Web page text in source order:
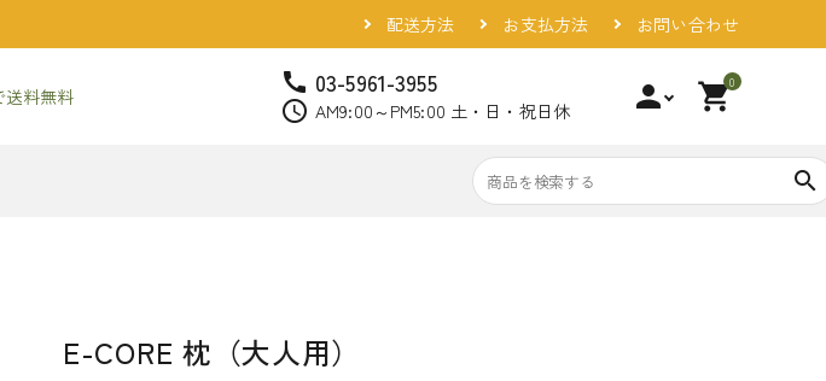
配送方法 お支払方法 お問い合わせ
送料無料 call 03-5961-3955
schedule AM9:00～PM5:00 土・日・祝日休 person 0
shopping_cart
search
E-CORE 枕（大人用）